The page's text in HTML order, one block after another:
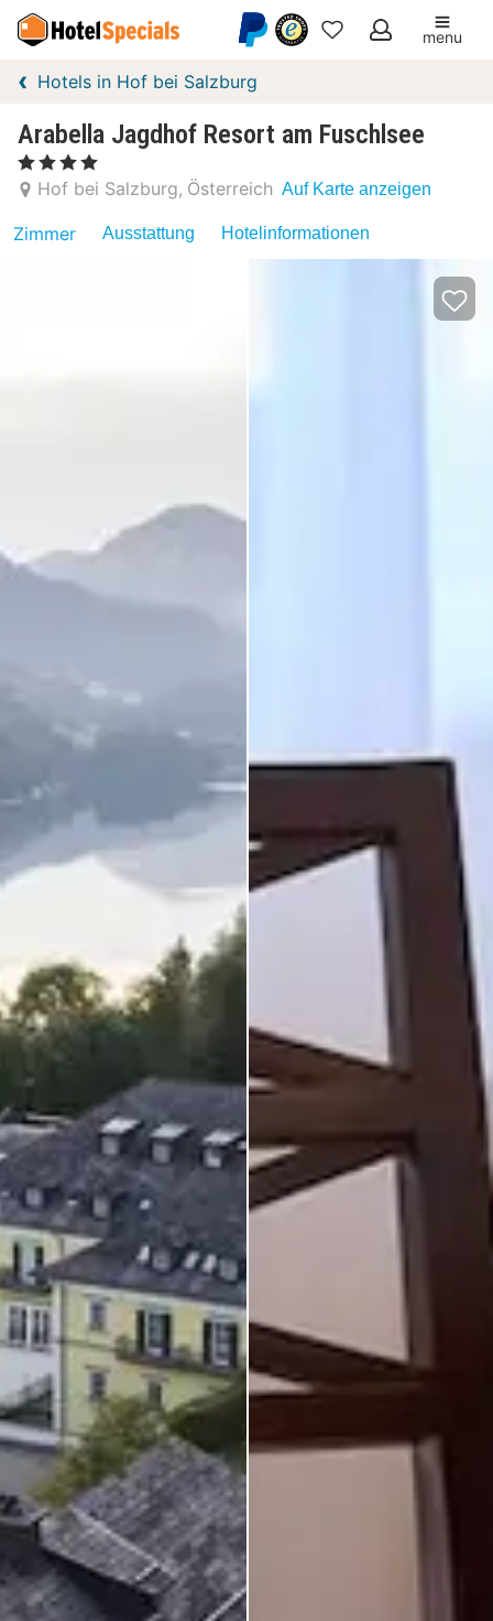
Meine
menu
Hotels in Hof bei Salzburg
Arabella Jagdhof Resort am Fuschlsee
, 4 Sterne
Hof bei Salzburg Österreich Auf Karte anzeigen
Zimmer Ausstattung Hotelinformationen